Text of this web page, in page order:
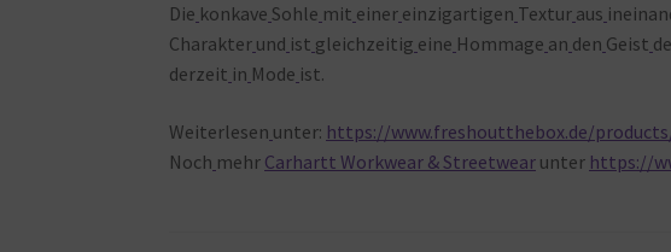
Die konkave Sohle mit einer einzigartigen Textur aus
Charakter und ist gleichzeitig eine Hommage an den Geist
derzeit in Mode ist.
Weiterlesen unter: https://www.freshoutthebox.de/
Noch mehr Carhartt Workwear & Streetwear unter https://